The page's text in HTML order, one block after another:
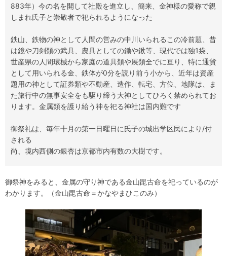
883年）今の名を開して社殿を進立し、簡来、金神様の愛称で親
しまれ氏子と崇敬者で祀られるようになった
鉄山、鉄物の神として人間の営みの中川いられるこの冷前題、昔
は鏡や刀剣類の武具、農具としての鋤や鍬等、現代では独1袋、
世産県の人間環械から家庭の道具類や展類全でに亘り、特に通貨
として用いられる金、鉄体が0分を読り前う小から、近年は資産
題用の神として証券類や不動産、造作、転宅、方位、地隊は、ま
た旅行中の無事安全をも駆り締う大神としてひろく禁められてお
ります。金属類を護り給う神を祀る神社は国内難です
御祭礼は、毎年十月の第一日曜日に氏子の城出学区民により/付
される
尚、境内西側の銀杏は京都市内有数の大樹です。
御祭神をみると、金属の守り神である金山毘古命を祀っているのが
わかります。（金山毘古命＝かなやまひこのみ）